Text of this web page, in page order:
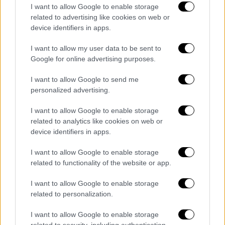
I want to allow Google to enable storage
related to advertising like cookies on web or
device identifiers in apps.
I want to allow my user data to be sent to
Google for online advertising purposes.
I want to allow Google to send me
personalized advertising.
I want to allow Google to enable storage
related to analytics like cookies on web or
device identifiers in apps.
I want to allow Google to enable storage
related to functionality of the website or app.
I want to allow Google to enable storage
related to personalization.
I want to allow Google to enable storage
video
Στο μεταξύ οισραηλινός στρατός
ανακοίνωσε σήμερα ότισκότωσε δεκάδες
Παλαιστίνιους μαχητές
μεγάλες ποσότητες όπλων στη διάρκεια της
προηγούμενης ημέρες σε μάχες στη Λωρίδα
Το Ισραήλεπικεντρώνει τις επιχειρήσεις
του στην πόλη Χαν Γιούνις, όπου, σύμφωνα